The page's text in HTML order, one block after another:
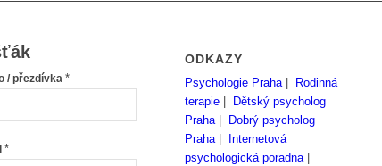
/ přezdívka *
*
ODKAZY
Psychologie Praha|
Rodinná
terapie
Dětský psycholog
Praha|
Dobrý psycholog
Praha|
Internetová
psychologická poradna|